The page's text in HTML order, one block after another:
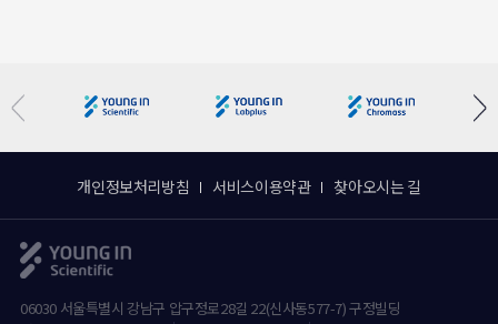
개인정보처리방침 서비스이용약관 찾아오시는 길
06030 서울특별시 강남구 압구정로28길 22(신사동577-7) 구정빌딩